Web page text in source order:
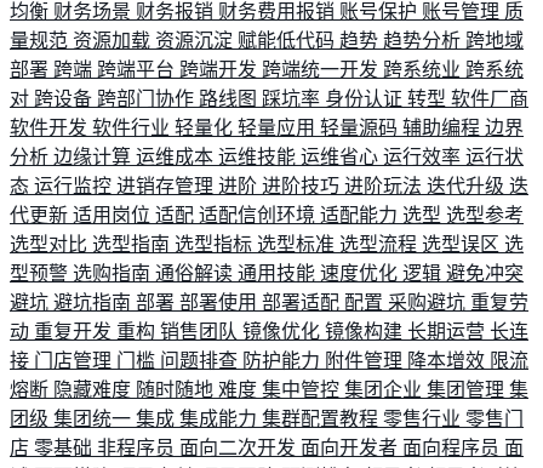
均衡 财务场景 财务报销 财务费用报销 账号保护 账号管理 质
量规范 资源加载 资源沉淀 赋能低代码 趋势 趋势分析 跨地域
部署 跨端 跨端平台 跨端开发 跨端统一开发 跨系统业 跨系统
对 跨设备 跨部门协作 路线图 踩坑率 身份认证 转型 软件厂商
软件开发 软件行业 轻量化 轻量应用 轻量源码 辅助编程 边界
分析 边缘计算 运维成本 运维技能 运维省心 运行效率 运行状
态 运行监控 进销存管理 进阶 进阶技巧 进阶玩法 迭代升级 迭
代更新 适用岗位 适配 适配信创环境 适配能力 选型 选型参考
选型对比 选型指南 选型指标 选型标准 选型流程 选型误区 选
型预警 选购指南 通俗解读 通用技能 速度优化 逻辑 避免冲突
避坑 避坑指南 部署 部署使用 部署适配 配置 采购避坑 重复劳
动 重复开发 重构 销售团队 镜像优化 镜像构建 长期运营 长连
接 门店管理 门槛 问题排查 防护能力 附件管理 降本增效 限流
熔断 隐藏难度 随时随地 难度 集中管控 集团企业 集团管理 集
团级 集团统一 集成 集成能力 集群配置教程 零售行业 零售门
店 零基础 非程序员 面向二次开发 面向开发者 面向程序员 面